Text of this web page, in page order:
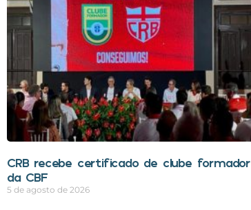
CRB recebe certificado de clube formador
da CBF
5 de agosto de 2026